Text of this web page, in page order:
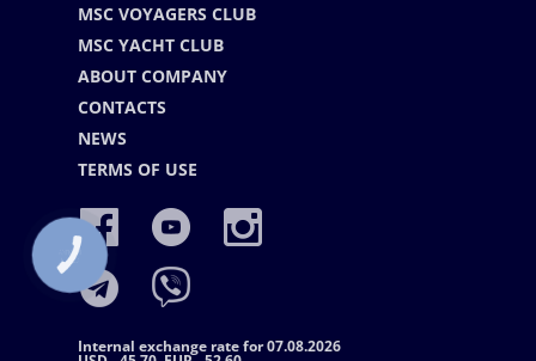
MSC VOYAGERS CLUB
MSC YACHT CLUB
ABOUT COMPANY
CONTACTS
NEWS
TERMS OF USE
Internal exchange rate for 07.08.2026
КНОПКА
СВЯЗИ